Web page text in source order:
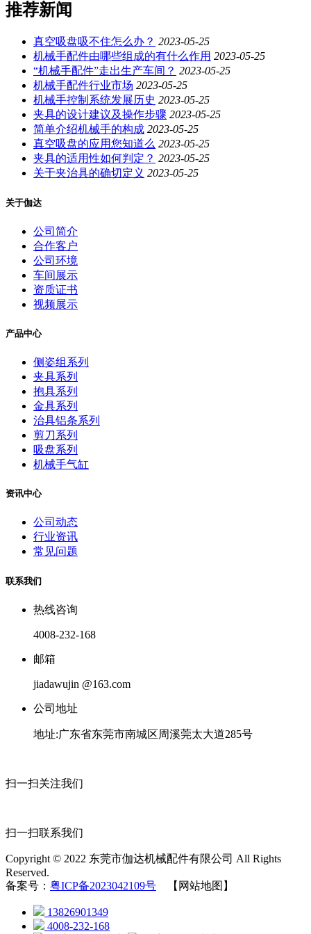
推荐新闻
真空吸盘吸不住怎么办？ 2023-05-25
机械手配件由哪些组成的有什么作用 2023-05-25
“机械手配件”走出生产车间？ 2023-05-25
机械手配件行业市场 2023-05-25
机械手控制系统发展历史 2023-05-25
夹具的设计建议及操作步骤 2023-05-25
简单介绍机械手的构成 2023-05-25
真空吸盘的应用您知道么 2023-05-25
夹具的适用性如何判定？ 2023-05-25
关于夹治具的确切定义 2023-05-25
关于伽达
公司简介
合作客户
公司环境
车间展示
资质证书
视频展示
产品中心
侧姿组系列
夹具系列
抱具系列
金具系列
治具铝条系列
剪刀系列
吸盘系列
机械手气缸
资讯中心
公司动态
行业资讯
常见问题
联系我们
热线咨询
4008-232-168
邮箱
jiadawujin @163.com
公司地址
地址:广东省东莞市南城区周溪莞太大道285号
扫一扫关注我们
扫一扫联系我们
Copyright © 2022 东莞市伽达机械配件有限公司 All Rights
Reserved.
备案号： 粤ICP备2023042109号 【网站地图】
13826901349
4008-232-168